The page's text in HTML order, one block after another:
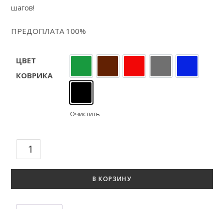
шагов!
ПРЕДОПЛАТА 100%
ЦВЕТ
КОВРИКА
Зелёный КоричневыйКрасный Серый Синий
Чёрный
Очистить
В КОРЗИНУ